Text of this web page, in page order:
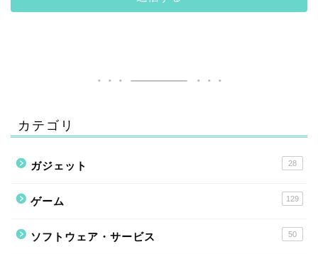
カテゴリ
ガジェット 28
ゲーム 129
ソフトウェア・サービス 50